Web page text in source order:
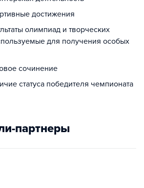
достижения
олимпиад и творческих
для получения особых
сочинение
статуса победителя чемпионата
партнеры